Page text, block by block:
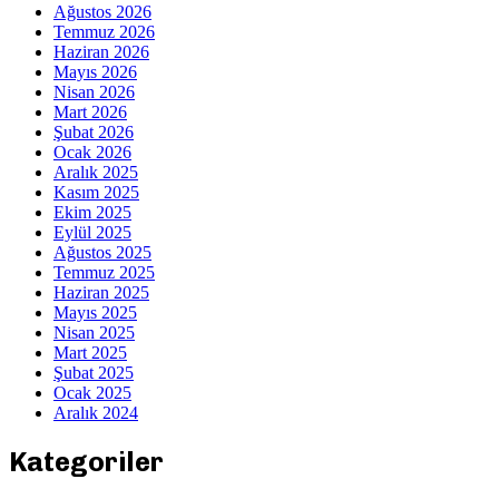
Ağustos 2026
Temmuz 2026
Haziran 2026
Mayıs 2026
Nisan 2026
Mart 2026
Şubat 2026
Ocak 2026
Aralık 2025
Kasım 2025
Ekim 2025
Eylül 2025
Ağustos 2025
Temmuz 2025
Haziran 2025
Mayıs 2025
Nisan 2025
Mart 2025
Şubat 2025
Ocak 2025
Aralık 2024
Kategoriler